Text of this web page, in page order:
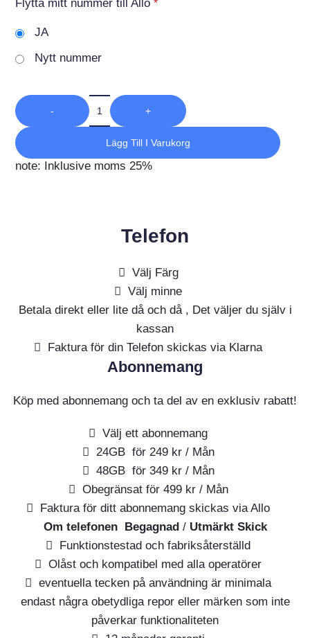
Flytta mitt nummer till Allo *
JA
Nytt nummer
- +
Lägg Till I Varukorg
note: Inklusive moms 25%
Telefon
Välj Färg
Välj minne
Betala direkt eller lite då och då , Det väljer du själv i
kassan
Faktura för din Telefon skickas via Klarna
Abonnemang
Köp med abonnemang och ta del av en exklusiv rabatt!
Välj ett abonnemang
24GB för 249 kr / Mån
48GB för 349 kr / Mån
Obegränsat för 499 kr / Mån
Faktura för ditt abonnemang skickas via Allo
Om telefonen Begagnad / Utmärkt Skick
Funktionstestad och fabriksåterställd
Olåst och kompatibel med alla operatörer
eventuella tecken på användning är minimala
endast några obetydliga repor eller märken som inte
påverkar funktionaliteten